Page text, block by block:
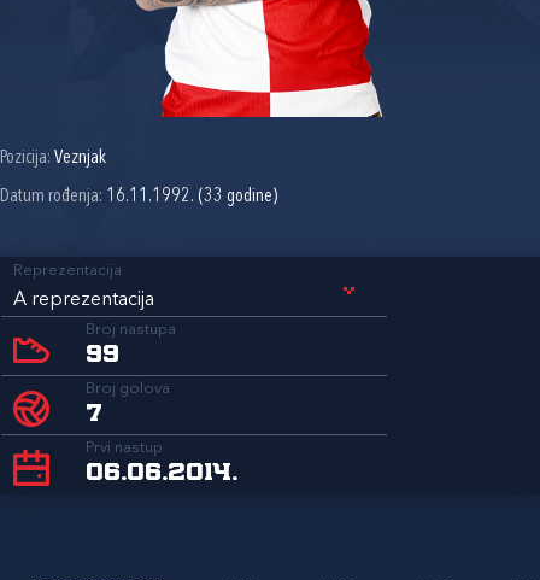
Pozicija: Veznjak
Datum rođenja: 16.11.1992. (33 godine)
Reprezentacija
A reprezentacija
Broj nastupa
99
Broj golova
7
Prvi nastup
06.06.2014.